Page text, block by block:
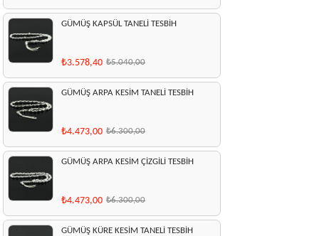
GÜMÜŞ KAPSÜL TANELİ TESBİH
₺3.578,40 ₺5.040,00
GÜMÜŞ ARPA KESİM TANELİ TESBİH
₺4.473,00 ₺6.300,00
GÜMÜŞ ARPA KESİM ÇİZGİLİ TESBİH
₺4.473,00 ₺6.300,00
GÜMÜŞ KÜRE KESİM TANELİ TESBİH